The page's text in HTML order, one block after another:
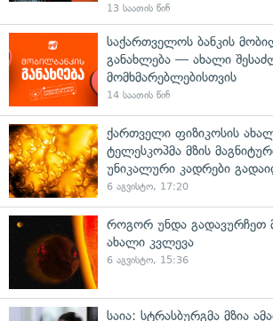
13 საათის წინ
საქართველოს ბანკის
განახლება — ახალი
მომხმარებლებისთვის
14 საათის წინ
ქართველი ფიზიკოსის
ტელესკოპმა მზის
უნიკალური კადრები
6 აგვისტო, 17:20
როგორ უნდა გადავურჩეთ
ახალი კვლევა
6 აგვისტო, 15:36
საია: სტრასბურგმა მზია